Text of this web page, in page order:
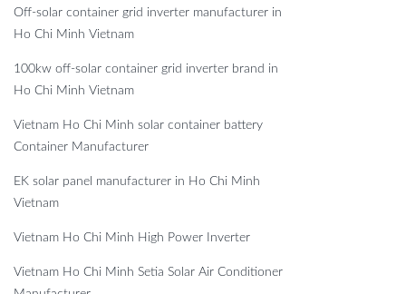
Off-solar container grid inverter manufacturer in
Ho Chi Minh Vietnam
100kw off-solar container grid inverter brand in
Ho Chi Minh Vietnam
Vietnam Ho Chi Minh solar container battery
Container Manufacturer
EK solar panel manufacturer in Ho Chi Minh
Vietnam
Vietnam Ho Chi Minh High Power Inverter
Vietnam Ho Chi Minh Setia Solar Air Conditioner